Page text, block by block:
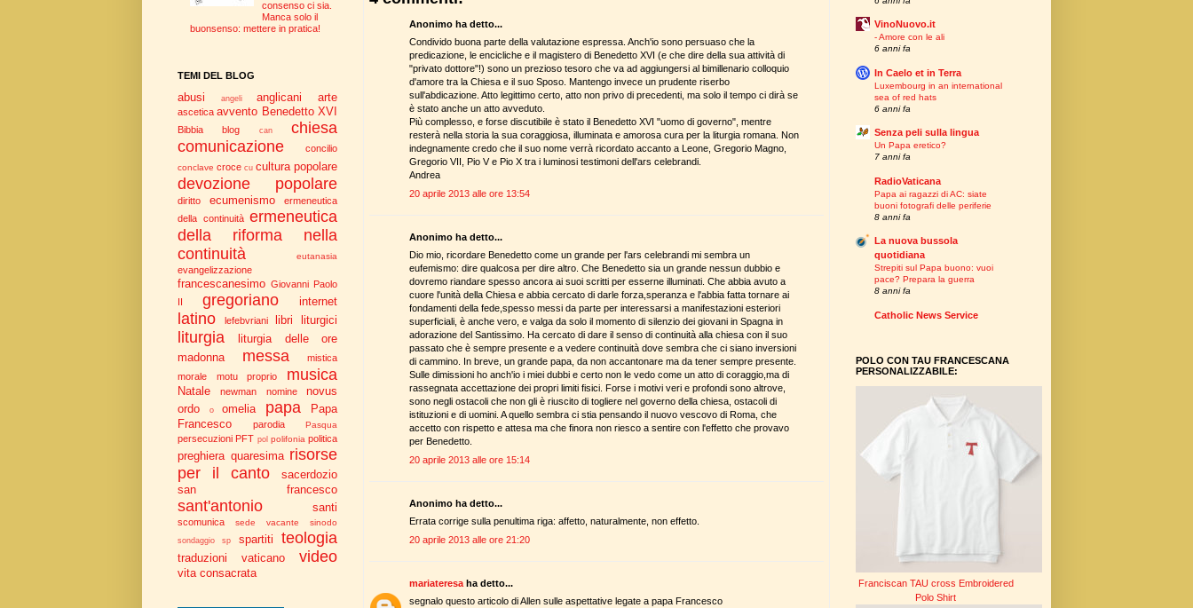
Anonimo ha detto...
Condivido buona parte della valutazione espressa. Anch'io sono persuaso che la
predicazione, le encicliche e il magistero di Benedetto XVI (e che dire della sua attività di
"privato dottore"!) sono un prezioso tesoro che va ad aggiungersi al bimillenario colloquio
d'amore tra la Chiesa e il suo Sposo. Mantengo invece un prudente riserbo
sull'abdicazione. Atto legittimo certo, atto non privo di precedenti, ma solo il tempo ci dirà se
è stato anche un atto avveduto.
Più complesso, e forse discutibile è stato il Benedetto XVI "uomo di governo", mentre
resterà nella storia la sua coraggiosa, illuminata e amorosa cura per la liturgia romana. Non
indegnamente credo che il suo nome verrà ricordato accanto a Leone, Gregorio Magno,
Gregorio VII, Pio V e Pio X tra i luminosi testimoni dell'ars celebrandi.
Andrea
20 aprile 2013 alle ore 13:54
Anonimo ha detto...
Dio mio, ricordare Benedetto come un grande per l'ars celebrandi mi sembra un
eufemismo: dire qualcosa per dire altro. Che Benedetto sia un grande nessun dubbio e
dovremo riandare spesso ancora ai suoi scritti per esserne illuminati. Che abbia avuto a
cuore l'unità della Chiesa e abbia cercato di darle forza,speranza e l'abbia fatta tornare ai
fondamenti della fede,spesso messi da parte per interessarsi a manifestazioni esteriori
superficiali, è anche vero, e valga da solo il momento di silenzio dei giovani in Spagna in
adorazione del Santissimo. Ha cercato di dare il senso di continuità alla chiesa con il suo
passato che è sempre presente e a vedere continuità dove sembra che ci siano inversioni
di cammino. In breve, un grande papa, da non accantonare ma da tener sempre presente.
Sulle dimissioni ho anch'io i miei dubbi e certo non le vedo come un atto di coraggio,ma di
rassegnata accettazione dei propri limiti fisici. Forse i motivi veri e profondi sono altrove,
sono negli ostacoli che non gli è riuscito di togliere nel governo della chiesa, ostacoli di
istituzioni e di uomini. A quello sembra ci stia pensando il nuovo vescovo di Roma, che
accetto con rispetto e attesa ma che finora non riesco a sentire con l'effetto che provavo
per Benedetto.
20 aprile 2013 alle ore 15:14
Anonimo ha detto...
Errata corrige sulla penultima riga: affetto, naturalmente, non effetto.
20 aprile 2013 alle ore 21:20
mariateresa ha detto...
segnalo questo articolo di Allen sulle aspettative legate a papa Francesco
consenso ci sia.
Manca solo il
buonsenso: mettere in pratica!
TEMI DEL BLOG
abusi angeli anglicani arte
ascetica avvento Benedetto XVI
Bibbia blog can
chiesa
comunicazione
concilio
conclave croce cu cultura popolare
devozione popolare
diritto ecumenismo
ermeneutica
della continuità ermeneutica
della riforma nella
continuità
eutanasia
evangelizzazione
francescanesimo Giovanni Paolo
II
gregoriano internet
latino lefebvriani libri liturgici
liturgia
liturgia delle ore
madonna
messa
mistica
morale
motu proprio musica
Natale newman nomine
novus
ordo
o omelia papa
Papa
Francesco
parodia Pasqua
persecuzioni PFT pol polifonia politica
preghiera quaresima risorse
per il canto
sacerdozio
san francesco
sant'antonio santi
scomunica sede vacante sinodo
sondaggio sp spartiti teologia
traduzioni vaticano video
vita consacrata
VinoNuovo.it
- Amore con le ali
6 anni fa
In Caelo et in Terra
Luxembourg in an international
sea of red hats
6 anni fa
Senza peli sulla lingua
Un Papa eretico?
7 anni fa
RadioVaticana
Papa ai ragazzi di AC: siate
buoni fotografi delle periferie
8 anni fa
La nuova bussola
quotidiana
Strepiti sul Papa buono: vuoi
pace? Prepara la guerra
8 anni fa
Catholic News Service
POLO CON TAU FRANCESCANA
PERSONALIZZABILE:
Franciscan TAU cross Embroidered
Polo Shirt